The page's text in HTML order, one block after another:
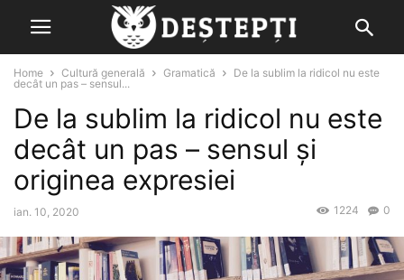
Home Cultură generală Gramatică
De la sublim la ridicol nu este
decât un pas – sensul...
De la sublim la ridicol nu este
decât un pas – sensul şi
originea expresiei
ian. 10, 2020 0
1224